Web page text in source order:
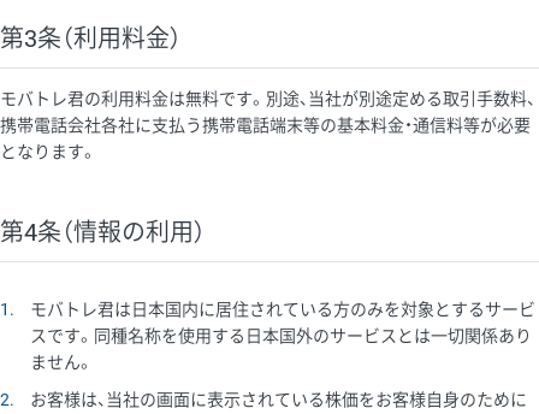
第3条（利用料金）
モバトレ君の利用料金は無料です。別途、当社が別途定める取引手数料、
携帯電話会社各社に支払う携帯電話端末等の基本料金・通信料等が必要
となります。
第4条（情報の利用）
1
モバトレ君は日本国内に居住されている方のみを対象とするサービ
スです。同種名称を使用する日本国外のサービスとは一切関係あり
ません。
2
お客様は、当社の画面に表示されている株価をお客様自身のために